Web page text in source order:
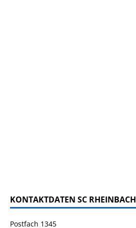
KONTAKTDATEN SC RHEINBACH
Postfach 1345